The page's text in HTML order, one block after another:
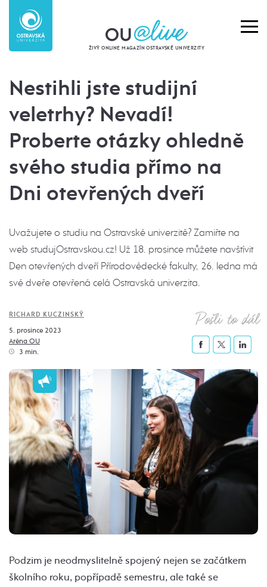
ŽIVÝ ONLINE MAGAZÍN OSTRAVSKÉ UNIVERZITY
Nestihli jste studijní
veletrhy? Nevadí!
Proberte otázky ohledně
svého studia přímo na
Dni otevřených dveří
Uvažujete o studiu na Ostravské univerzitě? Zamiřte na
web studujOstravskou.cz! Už 18. prosince můžete navštívit
Den otevřených dveří Přírodovědecké fakulty, 26. ledna má
své dveře otevřená celá Ostravská univerzita.
RICHARD KUCZINSKÝ
5. prosince 2023
Aréna OU
3 min.
Pošli to dál
Podzim je neodmyslitelně spojený nejen se začátkem
školního roku, popřípadě semestru, ale také se